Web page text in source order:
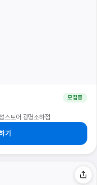
모집중
토어 광명소하점
기